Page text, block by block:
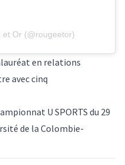
et Or (@rougeetor)
en relations
avec cinq
U SPORTS du 29
de la Colombie-